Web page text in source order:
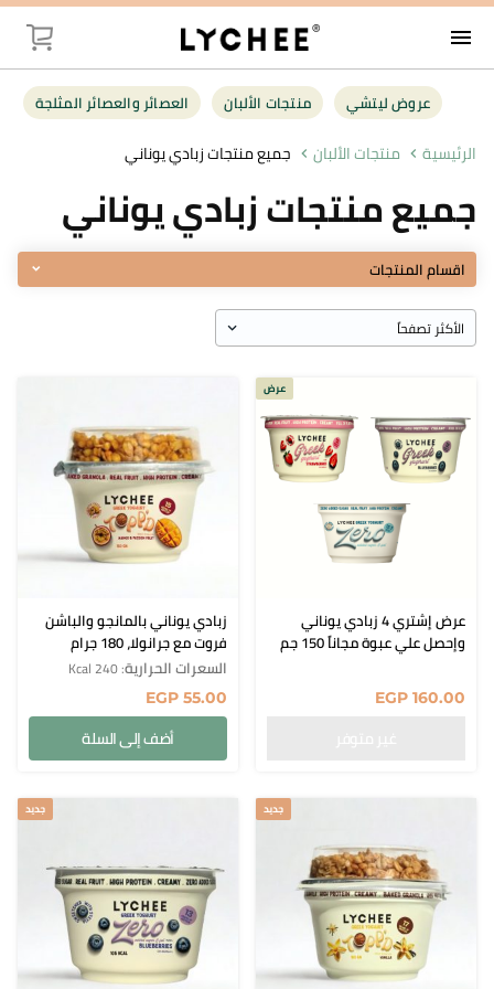
menu
العصائر
من نحن
برنامج
البلوج
عروض ليتشي منتجات الألبان العصائر والعصائر المثلجة
الرئيسية منتجات الألبان جميع منتجات زبادي يوناني
جميع منتجات زبادي يوناني
اقسام المنتجات
عرض
عرض إشتري 4 زبادي يوناني
وإحصل علي عبوة مجاناً 150 جم
EGP 160.00
زبادي يوناني بالمانجو والباشن
فروت مع جرانولا، 180 جرام
EGP 55.00
أضف إلى السلة
السعرات الحرارية: 240 Kcal
جديد جديد